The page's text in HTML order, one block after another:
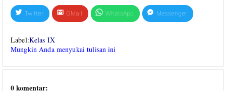
Twitter GMail WhatsApp Messenger
Label:Kelas IX
Mungkin Anda menyukai tulisan ini
0 komentar: